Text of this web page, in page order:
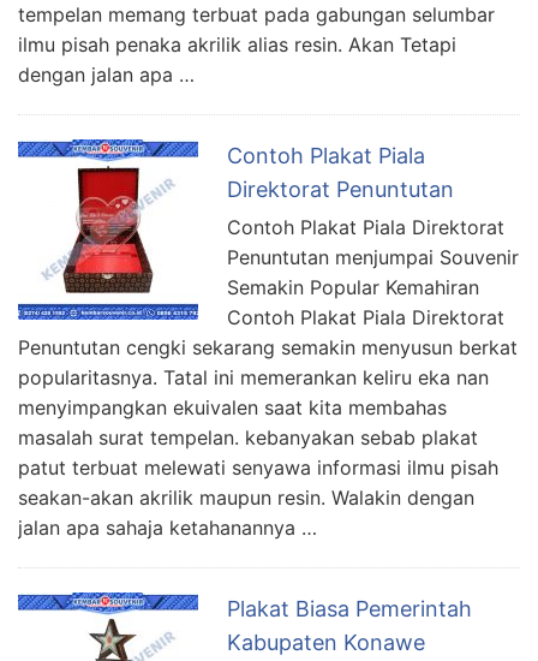
tempelan memang terbuat pada gabungan selumbar
ilmu pisah penaka akrilik alias resin. Akan Tetapi
dengan jalan apa …
Contoh Plakat Piala
Direktorat Penuntutan
Contoh Plakat Piala Direktorat
Penuntutan menjumpai Souvenir
Semakin Popular Kemahiran
Contoh Plakat Piala Direktorat
Penuntutan cengki sekarang semakin menyusun berkat
popularitasnya. Tatal ini memerankan keliru eka nan
menyimpangkan ekuivalen saat kita membahas
masalah surat tempelan. kebanyakan sebab plakat
patut terbuat melewati senyawa informasi ilmu pisah
seakan-akan akrilik maupun resin. Walakin dengan
jalan apa sahaja ketahanannya …
Plakat Biasa Pemerintah
Kabupaten Konawe